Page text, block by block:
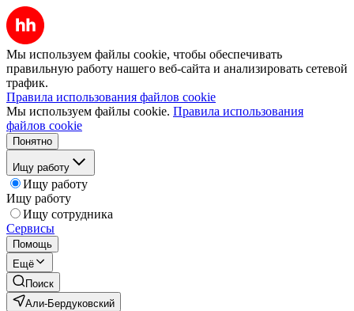
Мы используем файлы cookie, чтобы обеспечивать
правильную работу нашего веб-сайта и анализировать сетевой
трафик.
Правила использования файлов cookie
Мы используем файлы cookie. Правила использования
файлов cookie
Понятно
Ищу работу
Ищу работу
Ищу работу
Ищу сотрудника
Сервисы
Помощь
Ещё
Поиск
Али-Бердуковский